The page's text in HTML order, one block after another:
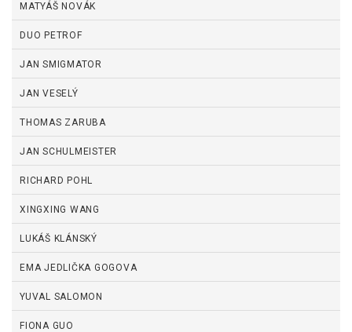
MATYÁŠ NOVÁK
DUO PETROF
JAN SMIGMATOR
JAN VESELÝ
THOMAS ZARUBA
JAN SCHULMEISTER
RICHARD POHL
XINGXING WANG
LUKÁŠ KLÁNSKÝ
EMA JEDLIČKA GOGOVA
YUVAL SALOMON
FIONA GUO